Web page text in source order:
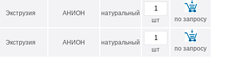
Экструзия АНИОН
натуральный
шт
по запросу
Экструзия АНИОН
натуральный
шт
по запросу